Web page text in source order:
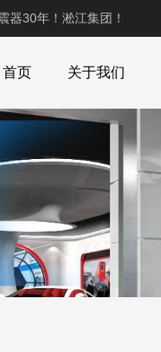
器30年！淞江集团！
首页 关于我们